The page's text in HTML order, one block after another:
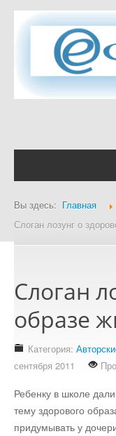
Главная
Разделы
Стихотворения
Детям
Информационные
Вы здесь: Главная
Слоган лозунг о
Слоган
образе
Категория:
сентября 2011
Ребенку в школе
тему здорового
придумывать у